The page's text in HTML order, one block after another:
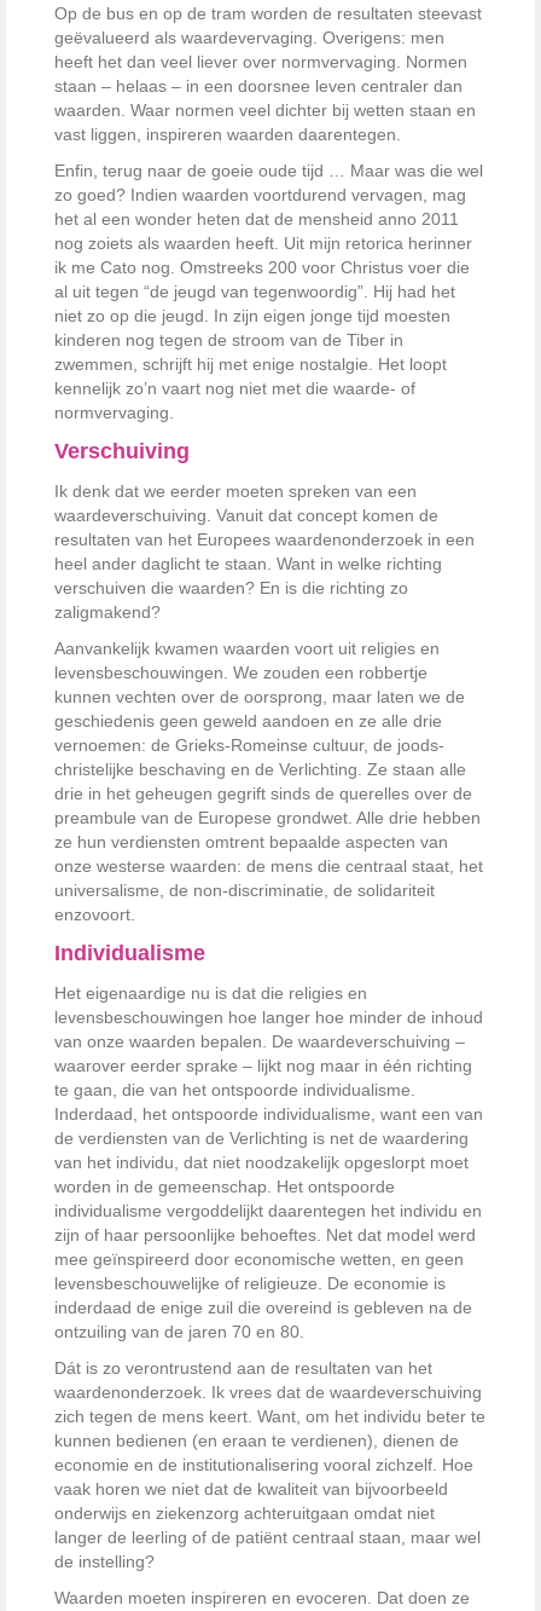
Op de bus en op de tram worden de resultaten steevast
geëvalueerd als waardevervaging. Overigens: men
heeft het dan veel liever over normvervaging. Normen
staan – helaas – in een doorsnee leven centraler dan
waarden. Waar normen veel dichter bij wetten staan en
vast liggen, inspireren waarden daarentegen.
Enfin, terug naar de goeie oude tijd … Maar was die wel
zo goed? Indien waarden voortdurend vervagen, mag
het al een wonder heten dat de mensheid anno 2011
nog zoiets als waarden heeft. Uit mijn retorica herinner
ik me Cato nog. Omstreeks 200 voor Christus voer die
al uit tegen “de jeugd van tegenwoordig”. Hij had het
niet zo op die jeugd. In zijn eigen jonge tijd moesten
kinderen nog tegen de stroom van de Tiber in
zwemmen, schrijft hij met enige nostalgie. Het loopt
kennelijk zo’n vaart nog niet met die waarde- of
normvervaging.
Verschuiving
Ik denk dat we eerder moeten spreken van een
waardeverschuiving. Vanuit dat concept komen de
resultaten van het Europees waardenonderzoek in een
heel ander daglicht te staan. Want in welke richting
verschuiven die waarden? En is die richting zo
zaligmakend?
Aanvankelijk kwamen waarden voort uit religies en
levensbeschouwingen. We zouden een robbertje
kunnen vechten over de oorsprong, maar laten we de
geschiedenis geen geweld aandoen en ze alle drie
vernoemen: de Grieks-Romeinse cultuur, de joods-
christelijke beschaving en de Verlichting. Ze staan alle
drie in het geheugen gegrift sinds de querelles over de
preambule van de Europese grondwet. Alle drie hebben
ze hun verdiensten omtrent bepaalde aspecten van
onze westerse waarden: de mens die centraal staat, het
universalisme, de non-discriminatie, de solidariteit
enzovoort.
Individualisme
Het eigenaardige nu is dat die religies en
levensbeschouwingen hoe langer hoe minder de inhoud
van onze waarden bepalen. De waardeverschuiving –
waarover eerder sprake – lijkt nog maar in één richting
te gaan, die van het ontspoorde individualisme.
Inderdaad, het ontspoorde individualisme, want een van
de verdiensten van de Verlichting is net de waardering
van het individu, dat niet noodzakelijk opgeslorpt moet
worden in de gemeenschap. Het ontspoorde
individualisme vergoddelijkt daarentegen het individu en
zijn of haar persoonlijke behoeftes. Net dat model werd
mee geïnspireerd door economische wetten, en geen
levensbeschouwelijke of religieuze. De economie is
inderdaad de enige zuil die overeind is gebleven na de
ontzuiling van de jaren 70 en 80.
Dát is zo verontrustend aan de resultaten van het
waardenonderzoek. Ik vrees dat de waardeverschuiving
zich tegen de mens keert. Want, om het individu beter te
kunnen bedienen (en eraan te verdienen), dienen de
economie en de institutionalisering vooral zichzelf. Hoe
vaak horen we niet dat de kwaliteit van bijvoorbeeld
onderwijs en ziekenzorg achteruitgaan omdat niet
langer de leerling of de patiënt centraal staan, maar wel
de instelling?
Waarden moeten inspireren en evoceren. Dat doen ze